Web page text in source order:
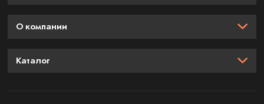
О компании
Каталог